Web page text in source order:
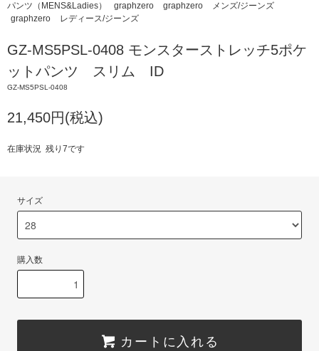
パンツ（MENS&Ladies） graphzero graphzero
メンズ/ジーンズ
graphzero
レディース/ジーンズ
GZ-MS5PSL-0408 モンスターストレッチ5ポケ
ットパンツ スリム ID
GZ-MS5PSL-0408
21,450円(税込)
在庫状況 残り7です
サイズ
購入数
カートに入れる